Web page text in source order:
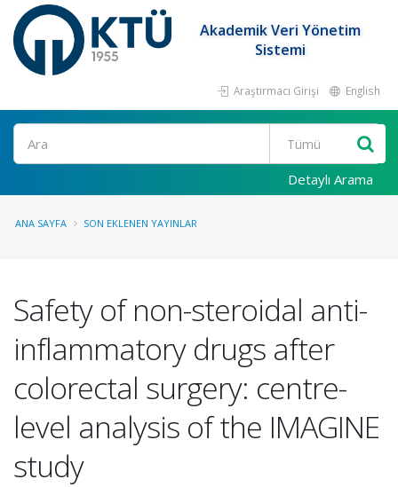
Akademik Veri Yönetim
Sistemi
Araştırmacı Girişi English
Ara
Detaylı Arama
ANA SAYFA SON EKLENEN YAYINLAR
Safety of non-steroidal anti-
inflammatory drugs after
colorectal surgery: centre-
level analysis of the IMAGINE
study